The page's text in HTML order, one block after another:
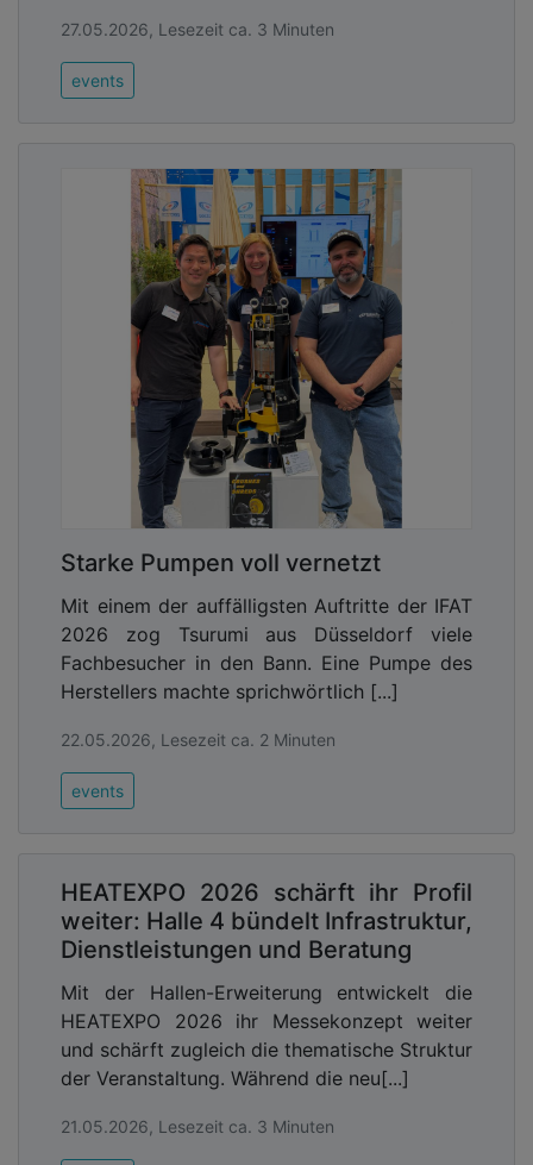
27.05.2026, Lesezeit ca. 3 Minuten
events
Starke Pumpen voll vernetzt
Mit einem der auffälligsten Auftritte der IFAT
2026 zog Tsurumi aus Düsseldorf viele
Fachbesucher in den Bann. Eine Pumpe des
Herstellers machte sprichwörtlich [...]
22.05.2026, Lesezeit ca. 2 Minuten
events
HEATEXPO 2026 schärft ihr Profil
weiter: Halle 4 bündelt Infrastruktur,
Dienstleistungen und Beratung
Mit der Hallen-Erweiterung entwickelt die
HEATEXPO 2026 ihr Messekonzept weiter
und schärft zugleich die thematische Struktur
der Veranstaltung. Während die neu[...]
21.05.2026, Lesezeit ca. 3 Minuten